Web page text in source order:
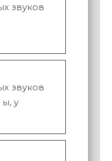
звуков
звуков
ы, у